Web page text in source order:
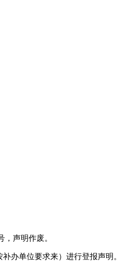
声明作废。
办单位要求来）进行登报声明。